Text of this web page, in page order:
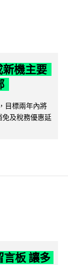
機主要
目標兩年內將
及稅務優惠延
板 讓多